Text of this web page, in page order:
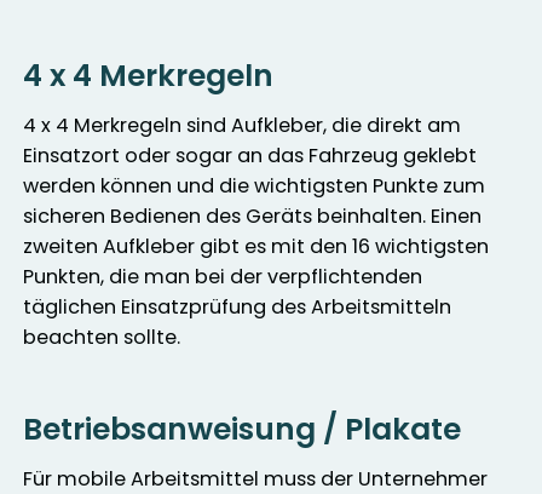
4 x 4 Merkregeln
4 x 4 Merkregeln sind Aufkleber, die direkt am
Einsatzort oder sogar an das Fahrzeug geklebt
werden können und die wichtigsten Punkte zum
sicheren Bedienen des Geräts beinhalten. Einen
zweiten Aufkleber gibt es mit den 16 wichtigsten
Punkten, die man bei der verpflichtenden
täglichen Einsatzprüfung des Arbeitsmitteln
beachten sollte.
Betriebsanweisung / Plakate
Für mobile Arbeitsmittel muss der Unternehmer